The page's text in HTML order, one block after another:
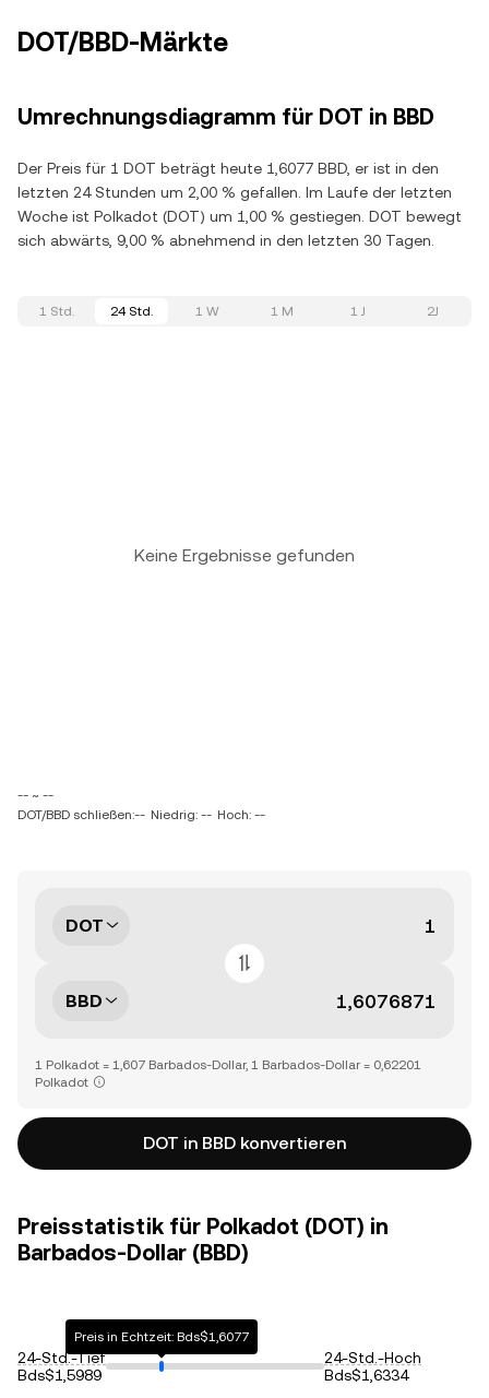
DOT/BBD-Märkte
Umrechnungsdiagramm für DOT in BBD
Der Preis für 1 DOT beträgt heute 1,6077 BBD, er ist in den
letzten 24 Stunden um 2,00 % gefallen. Im Laufe der letzten
Woche ist Polkadot (DOT) um 1,00 % gestiegen. DOT bewegt
sich abwärts, 9,00 % abnehmend in den letzten 30 Tagen.
1 Std. 24 Std. 1 W 1 M 1 J 2J
Keine Ergebnisse gefunden
-- ~ --
DOT/BBD schließen:-- Niedrig: -- Hoch: --
DOT
BBD
1 Polkadot = 1,607 Barbados-Dollar, 1 Barbados-Dollar = 0,62201
Polkadot
DOT in BBD konvertieren
Preisstatistik für Polkadot (DOT) in
Barbados-Dollar (BBD)
24-Std.-Tief
Bds$1,5989
Preis in Echtzeit: Bds$1,6077
24-Std.-Hoch
Bds$1,6334